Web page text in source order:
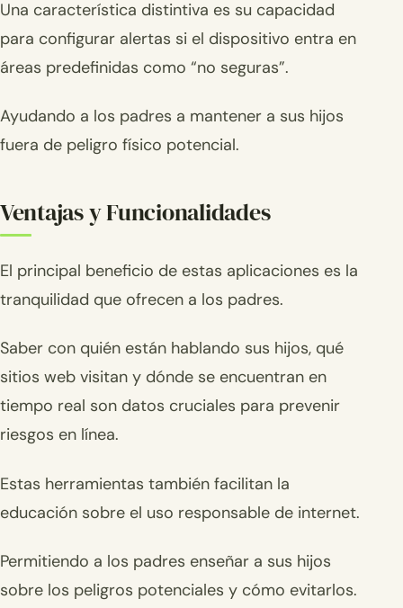
Una característica distintiva es su capacidad
para configurar alertas si el dispositivo entra en
áreas predefinidas como “no seguras”.
Ayudando a los padres a mantener a sus hijos
fuera de peligro físico potencial.
Ventajas y Funcionalidades
El principal beneficio de estas aplicaciones es la
tranquilidad que ofrecen a los padres.
Saber con quién están hablando sus hijos, qué
sitios web visitan y dónde se encuentran en
tiempo real son datos cruciales para prevenir
riesgos en línea.
Estas herramientas también facilitan la
educación sobre el uso responsable de internet.
Permitiendo a los padres enseñar a sus hijos
sobre los peligros potenciales y cómo evitarlos.